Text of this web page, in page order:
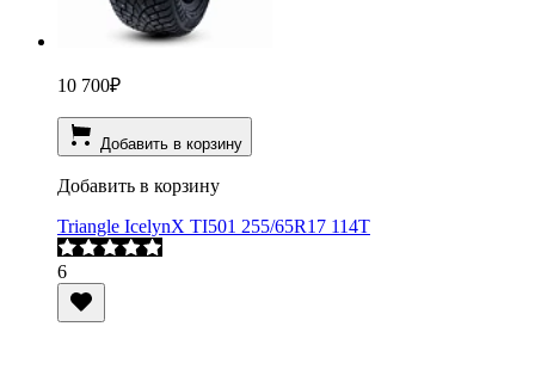
10 700₽
Добавить в корзину
Добавить в корзину
Triangle IcelynX TI501 255/65R17 114T
6